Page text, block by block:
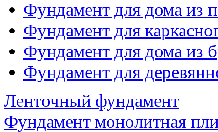
Фундамент для дома из
Фундамент для
Фундамент для дома из
Фундамент для
Ленточный фундамент
Фундамент монолитная